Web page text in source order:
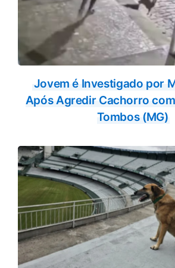
Jovem é Investigado por
Após Agredir Cachorro
Tombos (MG)